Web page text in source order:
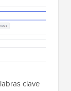
clave